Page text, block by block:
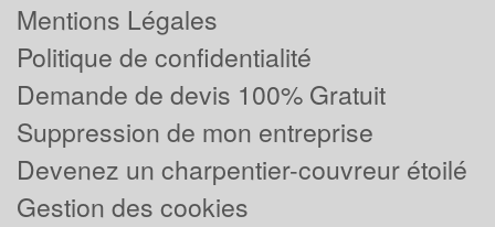
Mentions Légales
Politique de confidentialité
Demande de devis 100% Gratuit
Suppression de mon entreprise
Devenez un charpentier-couvreur étoilé
Gestion des cookies